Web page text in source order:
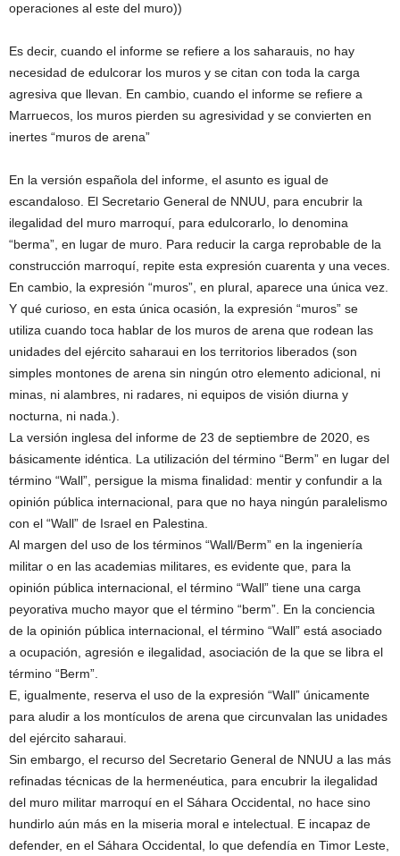
operaciones al este del muro))
Es decir, cuando el informe se refiere a los saharauis, no hay
necesidad de edulcorar los muros y se citan con toda la carga
agresiva que llevan. En cambio, cuando el informe se refiere a
Marruecos, los muros pierden su agresividad y se convierten en
inertes “muros de arena”
En la versión española del informe, el asunto es igual de
escandaloso. El Secretario General de NNUU, para encubrir la
ilegalidad del muro marroquí, para edulcorarlo, lo denomina
“berma”, en lugar de muro. Para reducir la carga reprobable de la
construcción marroquí, repite esta expresión cuarenta y una veces.
En cambio, la expresión “muros”, en plural, aparece una única vez.
Y qué curioso, en esta única ocasión, la expresión “muros” se
utiliza cuando toca hablar de los muros de arena que rodean las
unidades del ejército saharaui en los territorios liberados (son
simples montones de arena sin ningún otro elemento adicional, ni
minas, ni alambres, ni radares, ni equipos de visión diurna y
nocturna, ni nada.).
La versión inglesa del informe de 23 de septiembre de 2020, es
básicamente idéntica. La utilización del término “Berm” en lugar del
término “Wall”, persigue la misma finalidad: mentir y confundir a la
opinión pública internacional, para que no haya ningún paralelismo
con el “Wall” de Israel en Palestina.
Al margen del uso de los términos “Wall/Berm” en la ingeniería
militar o en las academias militares, es evidente que, para la
opinión pública internacional, el término “Wall” tiene una carga
peyorativa mucho mayor que el término “berm”. En la conciencia
de la opinión pública internacional, el término “Wall” está asociado
a ocupación, agresión e ilegalidad, asociación de la que se libra el
término “Berm”.
E, igualmente, reserva el uso de la expresión “Wall” únicamente
para aludir a los montículos de arena que circunvalan las unidades
del ejército saharaui.
Sin embargo, el recurso del Secretario General de NNUU a las más
refinadas técnicas de la hermenéutica, para encubrir la ilegalidad
del muro militar marroquí en el Sáhara Occidental, no hace sino
hundirlo aún más en la miseria moral e intelectual. E incapaz de
defender, en el Sáhara Occidental, lo que defendía en Timor Leste,